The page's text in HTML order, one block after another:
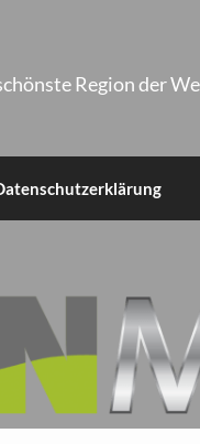
Region der